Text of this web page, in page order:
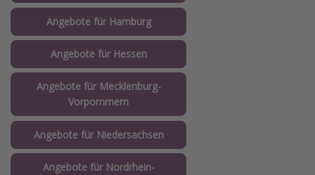
Angebote für Hamburg
Angebote für Hessen
Angebote für Mecklenburg-
Vorpommern
Angebote für Niedersachsen
Angebote für Nordrhein-